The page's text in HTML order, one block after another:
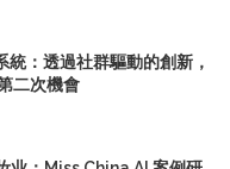
：透過社群驅動的創新，
二次機會